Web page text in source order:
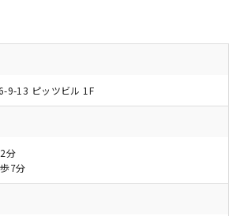
9-13 ピッツビル 1F
分
7分